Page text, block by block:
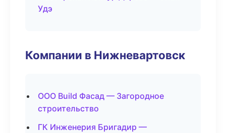
Удэ
Компании в Нижневартовск
ООО Build Фасад — Загородное
строительство
ГК Инженерия Бригадир —